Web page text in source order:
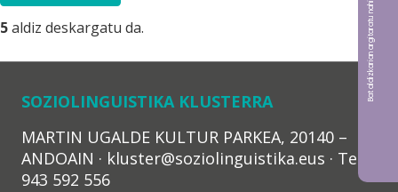
5aldiz deskargatu da.
SOZIOLINGUISTIKA KLUSTERRA
MARTIN UGALDE KULTUR PARKEA, 20140 –
ANDOAIN · kluster@soziolinguistika.eus · Tel.:
943 592 556
Bat aldizkarian argitaratu nahi?